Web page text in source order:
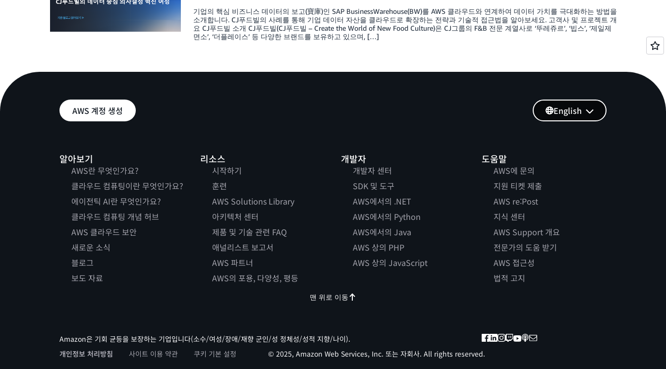
기업의 핵심 비즈니스 데이터의 보고(寶庫)인 SAP BusinessWarehouse(BW)를 AWS 클라우드와 연계하여 데이터 가치를 극대화하는 방법을
소개합니다. CJ푸드빌의 사례를 통해 기업 데이터 자산을 클라우드로 확장하는 전략과 기술적 접근법을 알아보세요. 고객사 및 프로젝트 개
요 CJ푸드빌 소개 CJ푸드빌(CJ푸드빌 – Create the World of New Food Culture)은 CJ그룹의 F&B 전문 계열사로 ‘뚜레쥬르’, ‘빕스’, ‘제일제
면소’, ‘더플레이스’ 등 다양한 브랜드를 보유하고 있으며, […]
AWS 계정 생성
알아보기
AWS란 무엇인가요?
클라우드 컴퓨팅이란 무엇인가요?
에이전틱 AI란 무엇인가요?
클라우드 컴퓨팅 개념 허브
AWS 클라우드 보안
새로운 소식
블로그
보도 자료
리소스
시작하기
훈련
AWS Solutions Library
아키텍처 센터
제품 및 기술 관련 FAQ
애널리스트 보고서
AWS 파트너
AWS의 포용, 다양성, 평등
개발자
개발자 센터
SDK 및 도구
AWS에서의 .NET
AWS에서의 Python
AWS에서의 Java
AWS 상의 PHP
AWS 상의 JavaScript
도움말
AWS에 문의
지원 티켓 제출
AWS re:Post
지식 센터
AWS Support 개요
전문가의 도움 받기
AWS 접근성
법적 고지
English
맨 위로 이동
Amazon은 기회 균등을 보장하는 기업입니다(소수/여성/장애/재향 군인/성 정체성/성적 지향/나이).
개인정보 처리방침
사이트 이용 약관 쿠키 기본 설정 © 2025, Amazon Web Services, Inc. 또는 자회사. All rights reserved.